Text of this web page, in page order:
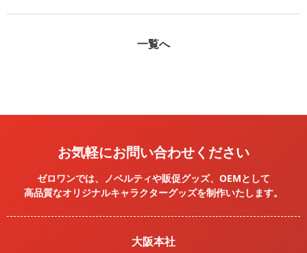
一覧へ
お気軽にお問い合わせください
ゼロワンでは、ノベルティや販促グッズ、OEMとして
高品質なオリジナルキャラクターグッズを制作いたします。
大阪本社